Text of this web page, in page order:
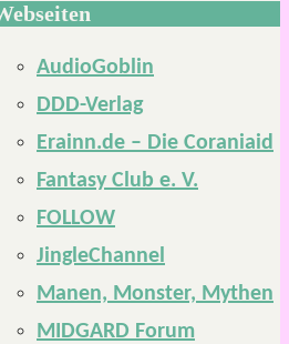
AudioGoblin
DDD-Verlag
Erainn.de – Die Coraniaid
Fantasy Club e. V.
FOLLOW
JingleChannel
Manen, Monster, Mythen
MIDGARD Forum